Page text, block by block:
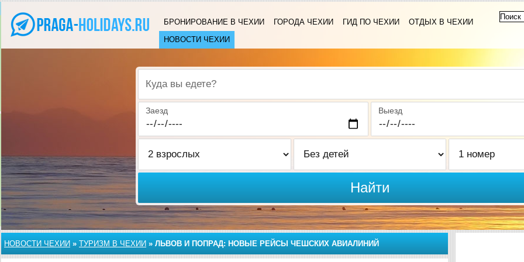
БРОНИРОВАНИЕ В ЧЕХИИ ГОРОДА ЧЕХИИ ГИД ПО ЧЕХИИ
ОТДЫХ В ЧЕХИИ
НОВОСТИ ЧЕХИИ
Куда вы едете?
Заезд Выезд
Найти
НОВОСТИ ЧЕХИИ » ТУРИЗМ В ЧЕХИИ » ЛЬВОВ И ПОПРАД: НОВЫЕ РЕЙСЫ ЧЕШСКИХ АВИАЛИНИЙ